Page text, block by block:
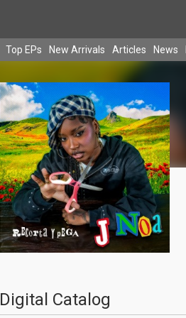
Top EPs New Arrivals Articles News
Digital Catalog